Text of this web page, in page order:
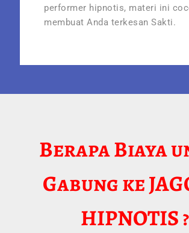
performer hipnotis, materi ini
membuat Anda terkesan Sakti.
Berapa Biaya
Gabung ke
HIPNOTIS ?